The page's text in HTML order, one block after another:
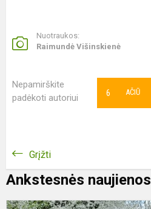
Nuotraukos:
Raimundė Višinskienė
Nepamirškite
padėkoti autoriui
AČIŪ
6
Grįžti
Ankstesnės naujienos